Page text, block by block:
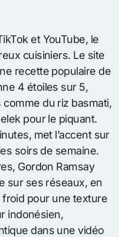
et YouTube, le
cuisiniers. Le site
recette populaire de
4 étoiles sur 5,
du riz basmati,
pour le piquant.
met l’accent sur
soirs de semaine.
Gordon Ramsay
sur ses réseaux, en
froid pour une texture
indonésien,
dans une vidéo